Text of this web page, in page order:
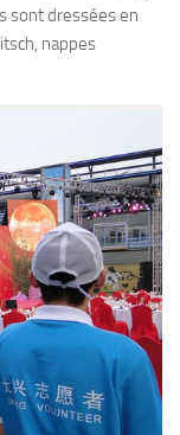
sont dressées en
nappes